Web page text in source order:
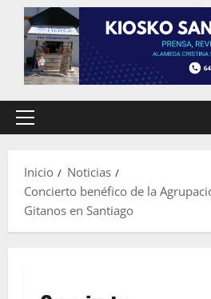
Menú
Inicio
Noticias
Concierto benéfico de la
Gitanos en Santiago